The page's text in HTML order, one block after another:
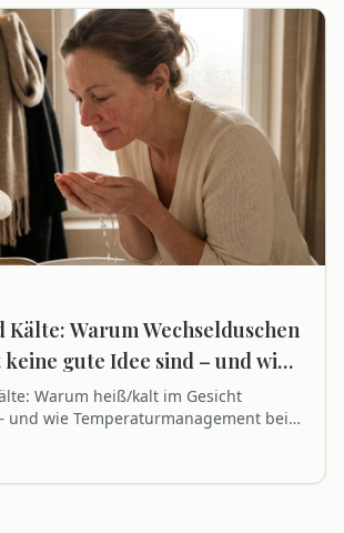
Kälte: Warum Wechselduschen
gute Idee sind – und wie
bei der Reinigung
Warum heiß/kalt im Gesicht
und wie Temperaturmanagement bei
Routine vereinfachen.